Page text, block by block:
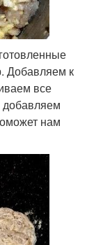
Добавляем к
все
нам